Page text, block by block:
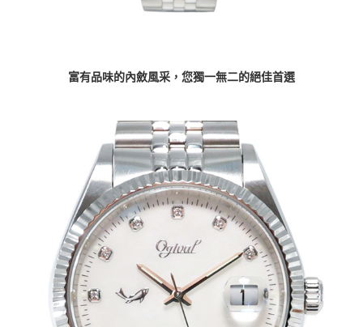
富有品味的內斂風采， 您獨一無二的絕佳首選